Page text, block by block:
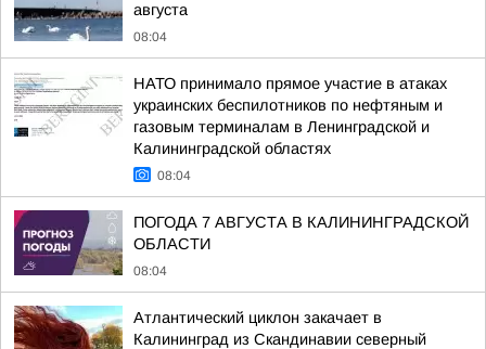
августа
08:04
НАТО принимало прямое участие в атаках
украинских беспилотников по нефтяным и
газовым терминалам в Ленинградской и
Калининградской областях
08:04
ПОГОДА 7 АВГУСТА В КАЛИНИНГРАДСКОЙ
ОБЛАСТИ
08:04
Атлантический циклон закачает в
Калининград из Скандинавии северный